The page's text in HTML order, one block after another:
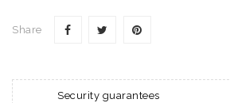
Share
Security guarantees